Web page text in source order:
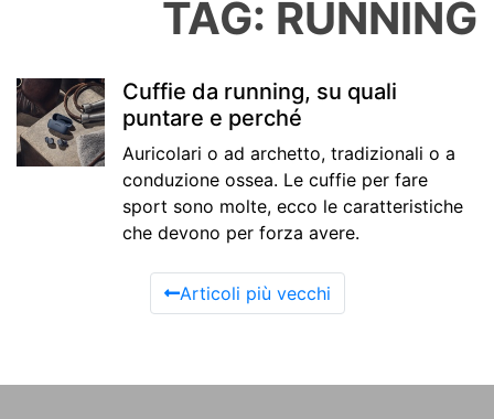
TAG: RUNNING
Cuffie da running, su quali
puntare e perché
Auricolari o ad archetto, tradizionali o a
conduzione ossea. Le cuffie per fare
sport sono molte, ecco le caratteristiche
che devono per forza avere.
Articoli più vecchi